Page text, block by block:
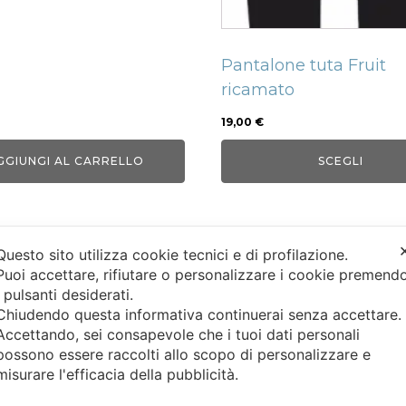
AL CARRELLO
Pantalone tuta Fruit
ricamato
19,00 €
SCEGLI
prodotto
INFO AZIENDALI
Chi siamo
ASSISTENZA
sito utilizza cookie tecnici e di profilazione.
accettare, rifiutare o personalizzare i cookie
pulsanti desiderati.
questa informativa continuerai senza accettare.
sei consapevole che i tuoi dati personali
essere raccolti allo scopo di personalizzare e
l'efficacia della pubblicità.